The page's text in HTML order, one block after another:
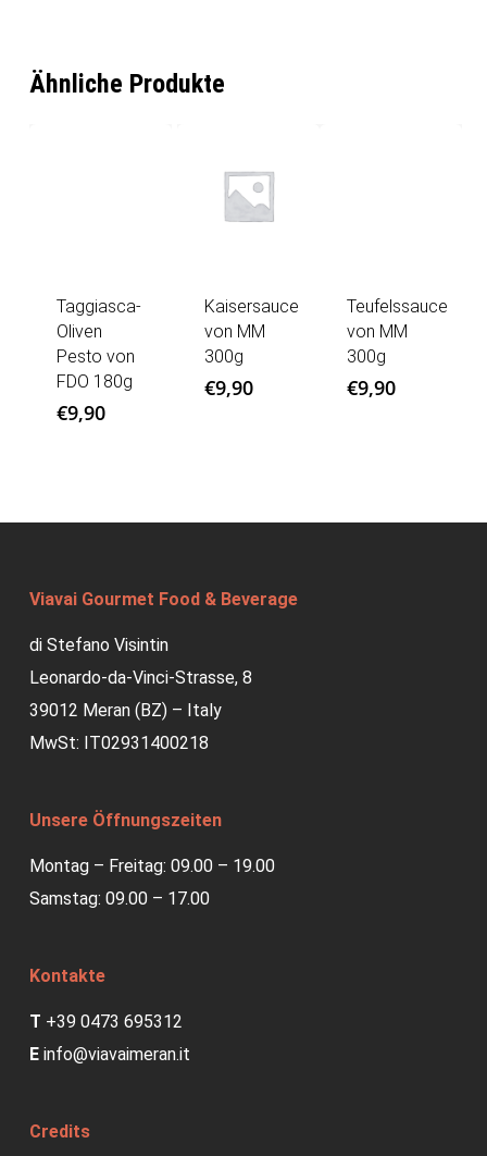
Ähnliche Produkte
Taggiasca-
Oliven
Pesto von
FDO 180g
€9,90
Kaisersauce
von MM
300g
€9,90
Teufelssauce
von MM
300g
€9,90
Viavai Gourmet Food & Beverage
di Stefano Visintin
Leonardo-da-Vinci-Strasse, 8
39012 Meran (BZ) – Italy
MwSt: IT02931400218
Unsere Öffnungszeiten
Montag – Freitag: 09.00 – 19.00
Samstag: 09.00 – 17.00
Kontakte
T +39 0473 695312
E info@viavaimeran.it
Credits